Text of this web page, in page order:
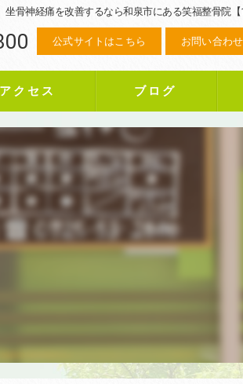
坐骨神経痛を改善するなら和泉市にある笑福整骨院【
公式サイトはこちら お問い合わ
クセス ブログ